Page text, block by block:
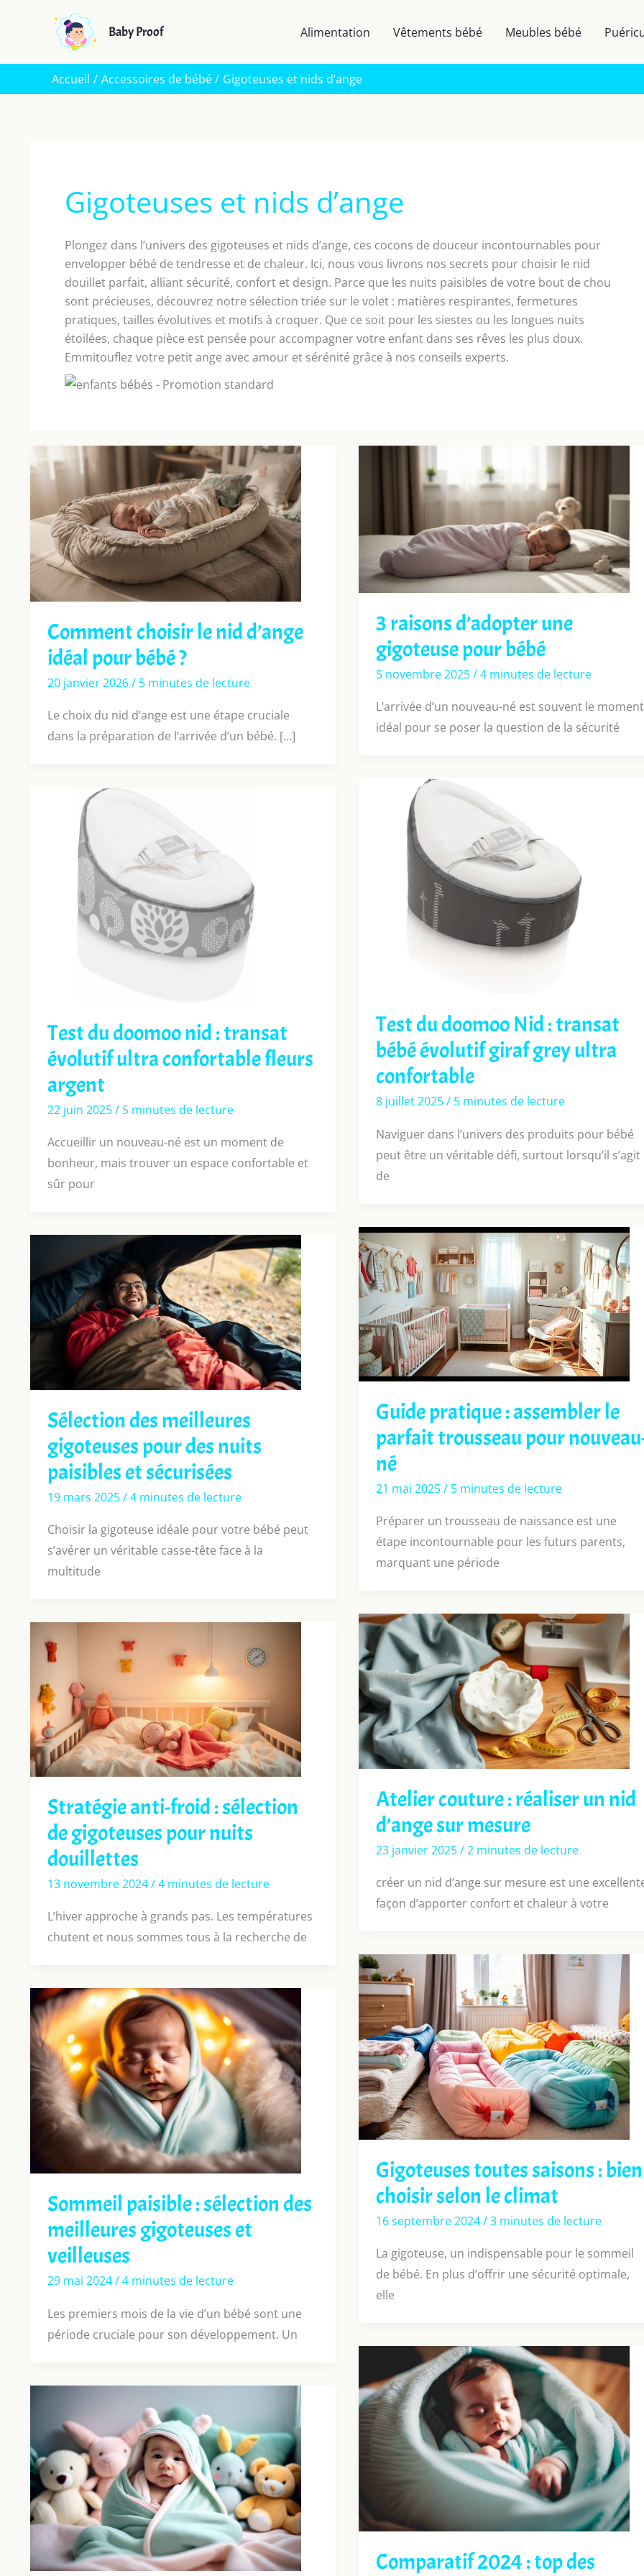
Baby Proof Alimentation Vêtements bébé Meubles bébé
Accueil Accessoires de bébé Gigoteuses et nids d’ange
Gigoteuses et nids d’ange
Plongez dans l’univers des gigoteuses et nids d’ange, ces cocons de douceur incontournables pour
envelopper bébé de tendresse et de chaleur. Ici, nous vous livrons nos secrets pour choisir le nid
douillet parfait, alliant sécurité, confort et design. Parce que les nuits paisibles de votre bout de chou
sont précieuses, découvrez notre sélection triée sur le volet : matières respirantes, fermetures
pratiques, tailles évolutives et motifs à croquer. Que ce soit pour les siestes ou les longues nuits
étoilées, chaque pièce est pensée pour accompagner votre enfant dans ses rêves les plus doux.
Emmitouflez votre petit ange avec amour et sérénité grâce à nos conseils experts.
Comment choisir le nid d’ange
idéal pour bébé ?
20 janvier 2026/ 5 minutes de lecture
Le choix du nid d’ange est une étape cruciale
dans la préparation de l’arrivée d’un bébé. […]
3 raisons d’adopter une
gigoteuse pour bébé
5 novembre 2025/4 minutes de lecture
L’arrivée d’un nouveau-né est souvent le moment
idéal pour se poser la question de la sécurité
Test du doomoo Nid : transat
bébé évolutif giraf grey ultra
confortable
8 juillet 2025/ 5 minutes de lecture
Naviguer dans l’univers des produits pour bébé
peut être un véritable défi, surtout lorsqu’il s’agit
de
Test du doomoo nid : transat
évolutif ultra confortable fleurs
argent
22 juin 2025/ 5 minutes de lecture
Accueillir un nouveau-né est un moment de
bonheur, mais trouver un espace confortable et
sûr pour
Guide pratique : assembler le
parfait trousseau pour
né
21 mai 2025/ 5 minutes de lecture
Préparer un trousseau de naissance est une
étape incontournable pour les futurs parents,
marquant une période
Sélection des meilleures
gigoteuses pour des nuits
paisibles et sécurisées
19 mars 2025/4 minutes de lecture
Choisir la gigoteuse idéale pour votre bébé peut
s’avérer un véritable casse-tête face à la
multitude
Atelier couture : réaliser un nid
d’ange sur mesure
23 janvier 2025/2 minutes de lecture
créer un nid d’ange sur mesure est une
façon d’apporter confort et chaleur à votre
Stratégie anti-froid : sélection
de gigoteuses pour nuits
douillettes
13 novembre 2024/4 minutes de lecture
L’hiver approche à grands pas. Les températures
chutent et nous sommes tous à la recherche de
Gigoteuses toutes saisons : bien
choisir selon le climat
16 septembre 2024/3 minutes de lecture
La gigoteuse, un indispensable pour le sommeil
de bébé. En plus d’offrir une sécurité optimale,
elle
Sommeil paisible : sélection des
meilleures gigoteuses et
veilleuses
29 mai 2024/4 minutes de lecture
Les premiers mois de la vie d’un bébé sont une
période cruciale pour son développement. Un
Comparatif 2024 : top des